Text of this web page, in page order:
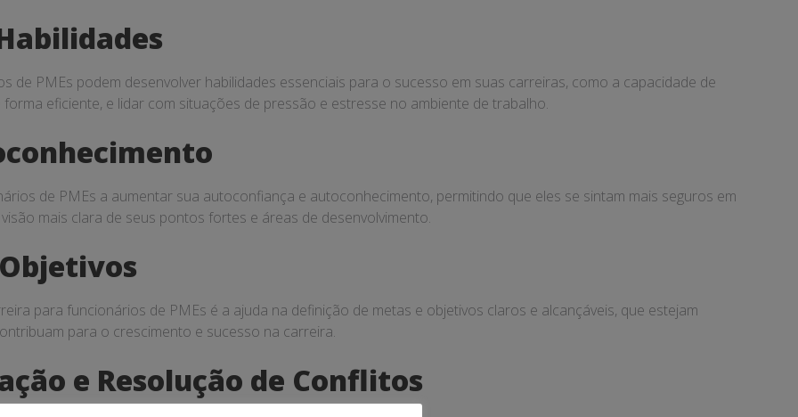
de PMEs podem desenvolver habilidades essenciais para o sucesso em suas carreiras, como a capacidade de
eficiente, e lidar com situações de pressão e estresse no ambiente de trabalho.
de PMEs a aumentar sua autoconfiança e autoconhecimento, permitindo que eles se sintam mais seguros em
mais clara de seus pontos fortes e áreas de desenvolvimento.
para funcionários de PMEs é a ajuda na definição de metas e objetivos claros e alcançáveis, que estejam
para o crescimento e sucesso na carreira.
e Resolução de Conflitos